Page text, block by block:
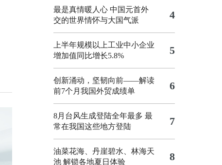
最是真情暖人心 中国元首外
交的世界情怀与大国气派
4
上半年规模以上工业中小企业
增加值同比增长5.8%
5
创新涌动，坚韧向前——解读
前7个月我国外贸成绩单
6
8月台风生成登陆全年最多 最
常在我国这些地方登陆
7
油菜花海、丹崖碧水、林海天
池 解锁各地夏日体验
8